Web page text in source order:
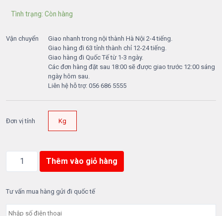
Tình trạng: Còn hàng
Vận chuyển
Giao nhanh trong nội thành Hà Nội 2-4 tiếng.
Giao hàng đi 63 tỉnh thành chỉ 12-24 tiếng.
Giao hàng đi Quốc Tế từ 1-3 ngày.
Các đơn hàng đặt sau 18:00 sẽ được giao trước 12:00 sáng
ngày hôm sau.
Liên hệ hỗ trợ: 056 686 5555
Đơn vị tính Kg
n
o
Thêm vào giỏ hàng
Tư vấn mua hàng gửi đi quốc tế